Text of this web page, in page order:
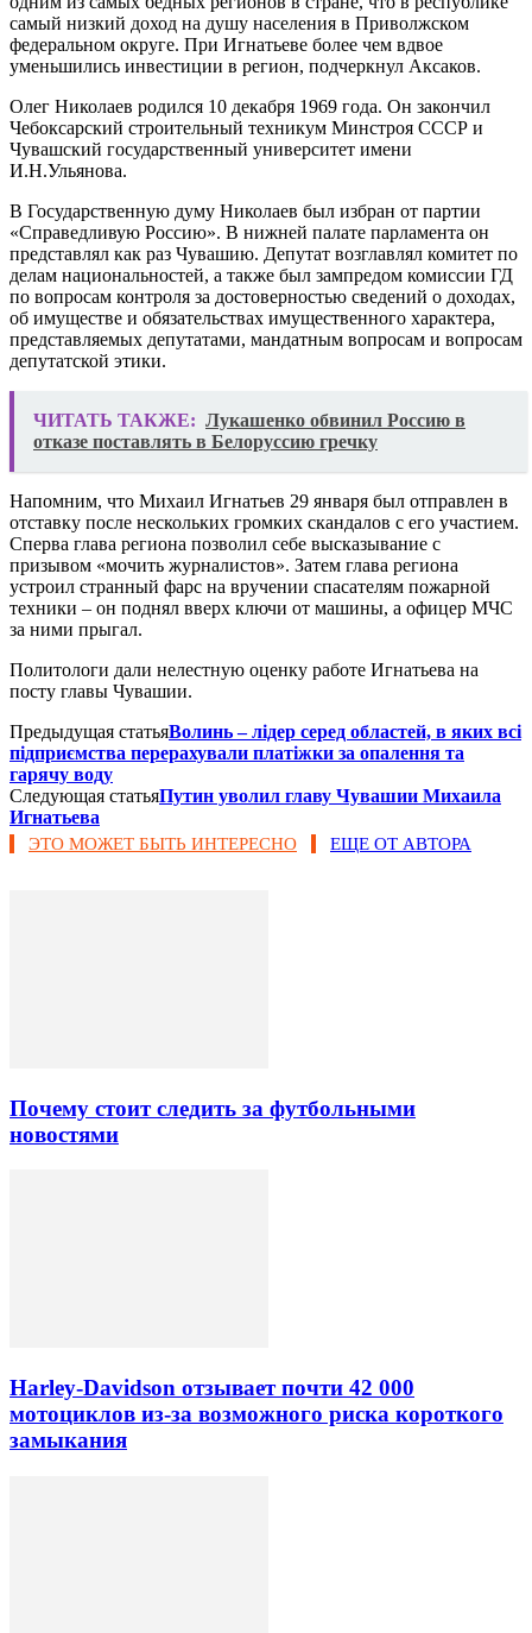
самый низкий доход на душу населения в Приволжском
федеральном округе. При Игнатьеве более чем вдвое
уменьшились инвестиции в регион, подчеркнул Аксаков.
Олег Николаев родился 10 декабря 1969 года. Он закончил
Чебоксарский строительный техникум Минстроя СССР и
Чувашский государственный университет имени
И.Н.Ульянова.
В Государственную думу Николаев был избран от партии
«Справедливую Россию». В нижней палате парламента он
представлял как раз Чувашию. Депутат возглавлял комитет по
делам национальностей, а также был зампредом комиссии ГД
по вопросам контроля за достоверностью сведений о доходах,
об имуществе и обязательствах имущественного характера,
представляемых депутатами, мандатным вопросам и вопросам
депутатской этики.
ЧИТАТЬ ТАКЖЕ: Лукашенко обвинил Россию в
отказе поставлять в Белоруссию гречку
Напомним, что Михаил Игнатьев 29 января был отправлен в
отставку после нескольких громких скандалов с его участием.
Сперва глава региона позволил себе высказывание с
призывом «мочить журналистов». Затем глава региона
устроил странный фарс на вручении спасателям пожарной
техники – он поднял вверх ключи от машины, а офицер МЧС
за ними прыгал.
Политологи дали нелестную оценку работе Игнатьева на
посту главы Чувашии.
Предыдущая статьяВолинь – лідер серед областей, в яких всі
підприємства перерахували платіжки за опалення та
гарячу воду
Следующая статьяПутин уволил главу Чувашии Михаила
Игнатьева
ЭТО МОЖЕТ БЫТЬ ИНТЕРЕСНО ЕЩЕ ОТ АВТОРА
Почему стоит следить за футбольными
новостями
Harley-Davidson отзывает почти 42 000
мотоциклов из-за возможного риска короткого
замыкания